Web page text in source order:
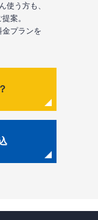
使う方も、
案。
プランを